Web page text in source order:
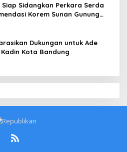
Sidangkan Perkara Serda
Korem Sunan Gunung
Dukungan untuk Ade
Kota Bandung